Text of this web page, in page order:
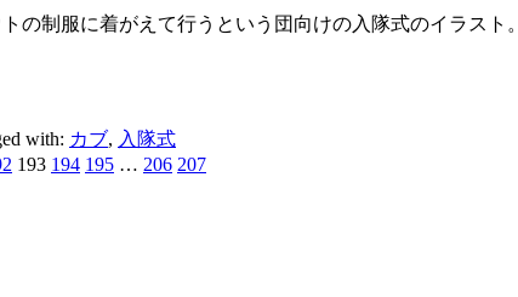
の制服に着がえて行うという団向けの入隊式のイラスト。
with: カブ, 入隊式
193 194 195 … 206 207